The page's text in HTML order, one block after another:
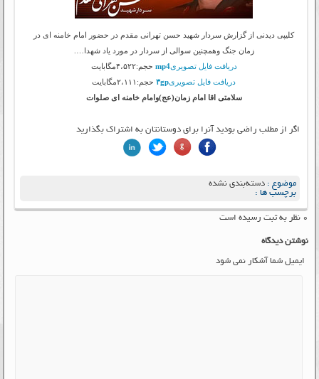
کلیپی دیدنی از گزارش سردار شهید حسن تهرانی مقدم در حضور امام خامنه ای در
زمان جنگ وهمچنین سوالی از سردار در مورد یاد شهدا….
دریافت فایل تصویریmp4 حجم:۴،۵۲۲مگابایت
دریافت فایل تصویری۳gpحجم:۲،۱۱۱مگابایت
سلامتی اقا امام زمان(عج)وامام خامنه ای صلوات
اگر از مطلب راضی بودید آنرا برای دوستانتان به اشتراک بگذارید
موضوع :دسته‌بندی نشده
برچسب ها :
۰ نظر به ثبت رسیده است
نوشتن دیدگاه
ایمیل شما آشکار نمی شود